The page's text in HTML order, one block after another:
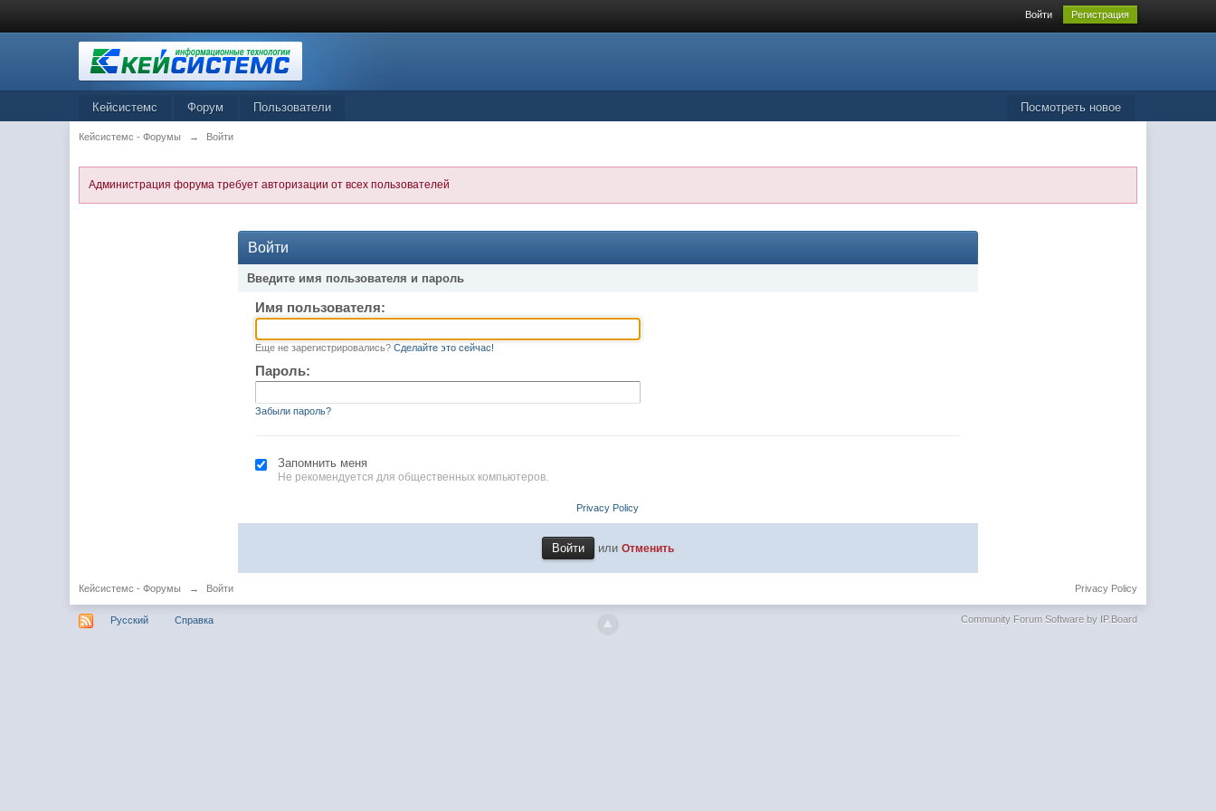
Войти Регистрация
Посмотреть новое
Кейсистемс Форум Пользователи
Кейсистемс - Форумы → Войти
Администрация форума требует авторизации от всех пользователей
Войти
Введите имя пользователя и пароль
Имя пользователя:
Еще не зарегистрировались? Сделайте это сейчас!
Пароль:
Забыли пароль?
Запомнить меня
Не рекомендуется для общественных компьютеров.
Privacy Policy
или Отменить
Кейсистемс - Форумы → Войти Privacy Policy
Русский Справка Community Forum Software by IP.Board